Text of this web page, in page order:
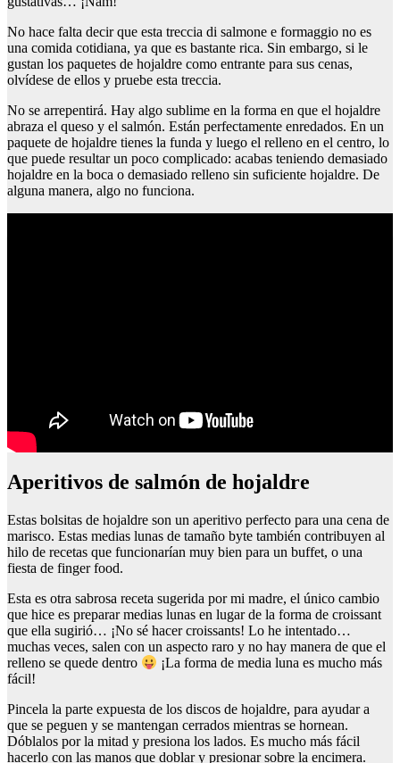
No hace falta decir que esta treccia di salmone e formaggio no es
una comida cotidiana, ya que es bastante rica. Sin embargo, si le
gustan los paquetes de hojaldre como entrante para sus cenas,
olvídese de ellos y pruebe esta treccia.
No se arrepentirá. Hay algo sublime en la forma en que el hojaldre
abraza el queso y el salmón. Están perfectamente enredados. En un
paquete de hojaldre tienes la funda y luego el relleno en el centro, lo
que puede resultar un poco complicado: acabas teniendo demasiado
hojaldre en la boca o demasiado relleno sin suficiente hojaldre. De
alguna manera, algo no funciona.
Aperitivos de salmón de hojaldre
Estas bolsitas de hojaldre son un aperitivo perfecto para una cena de
marisco. Estas medias lunas de tamaño byte también contribuyen al
hilo de recetas que funcionarían muy bien para un buffet, o una
fiesta de finger food.
Esta es otra sabrosa receta sugerida por mi madre, el único cambio
que hice es preparar medias lunas en lugar de la forma de croissant
que ella sugirió… ¡No sé hacer croissants! Lo he intentado…
muchas veces, salen con un aspecto raro y no hay manera de que el
relleno se quede dentro
¡La forma de media luna es mucho más
fácil!
Pincela la parte expuesta de los discos de hojaldre, para ayudar a
que se peguen y se mantengan cerrados mientras se hornean.
Dóblalos por la mitad y presiona los lados. Es mucho más fácil
hacerlo con las manos que doblar y presionar sobre la encimera.